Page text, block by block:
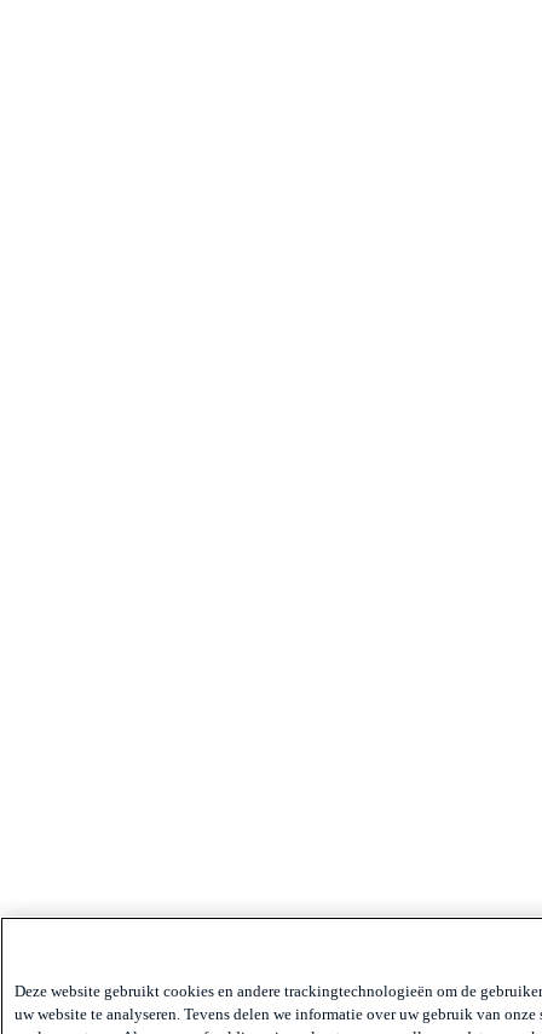
Deze website gebruikt cookies en andere trackingtechnologieën om de
uw website te analyseren. Tevens delen we informatie over uw gebruik van